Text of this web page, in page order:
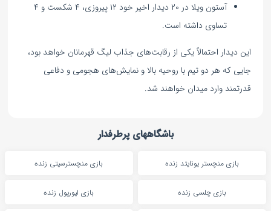
آستون ویلا در ۲۰ دیدار اخیر خود ۱۲ پیروزی، ۴ شکست و ۴
تساوی داشته است.
این دیدار احتمالاً یکی از رقابت‌های جذاب لیگ قهرمانان خواهد بود،
جایی که هر دو تیم با روحیه بالا و نمایش‌های هجومی و دفاعی
قدرتمند وارد میدان خواهند شد.
باشگاههای پرطرفدار
بازی منچستر یونایتد زنده بازی منچسترسیتی زنده
بازی چلسی زنده بازی لیورپول زنده